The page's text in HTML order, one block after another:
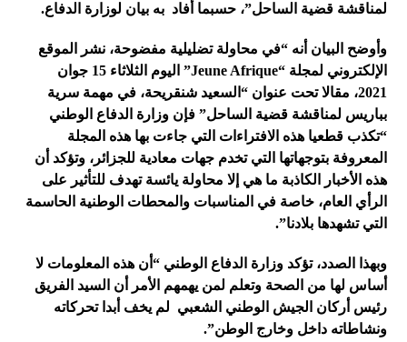
لمناقشة قضية الساحل”، حسبما أفاد به بيان لوزارة الدفاع.
وأوضح البيان أنه “في محاولة تضليلية مفضوحة، نشر الموقع
الإلكتروني لمجلة “Jeune Afrique
” اليوم الثلاثاء 15 جوان
2021، مقالا تحت عنوان “السعيد شنقريحة، في مهمة سرية
بباريس لمناقشة قضية الساحل” فإن وزارة الدفاع الوطني
“تكذب قطعيا هذه الافتراءات التي جاءت بها هذه المجلة
المعروفة بتوجهاتها التي تخدم جهات معادية للجزائر، وتؤكد أن
هذه الأخبار الكاذبة ما هي إلا محاولة يائسة تهدف للتأثير على
الرأي العام، خاصة في المناسبات والمحطات الوطنية الحاسمة
التي تشهدها بلادنا”.
وبهذا الصدد، تؤكد وزارة الدفاع الوطني “أن هذه المعلومات لا
أساس لها من الصحة وتعلم لمن يهمهم الأمر أن السيد الفريق
رئيس أركان الجيش الوطني الشعبي لم يخف أبدا تحركاته
ونشاطاته داخل وخارج الوطن”.